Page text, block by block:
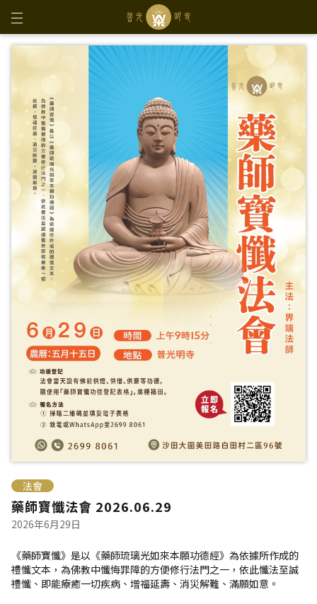
法會
藥師寶懺法會 2026.06.29
2026年6月29日
《藥師寶懺》是以《藥師琉璃光如來本願功德經》為依據所作成的
禮懺文本，為佛教中懺悔罪障的方便修行法門之一，依此懺法至誠
禮懺、即能療癒一切疾病、增福延壽、消災解難、滿願如意。